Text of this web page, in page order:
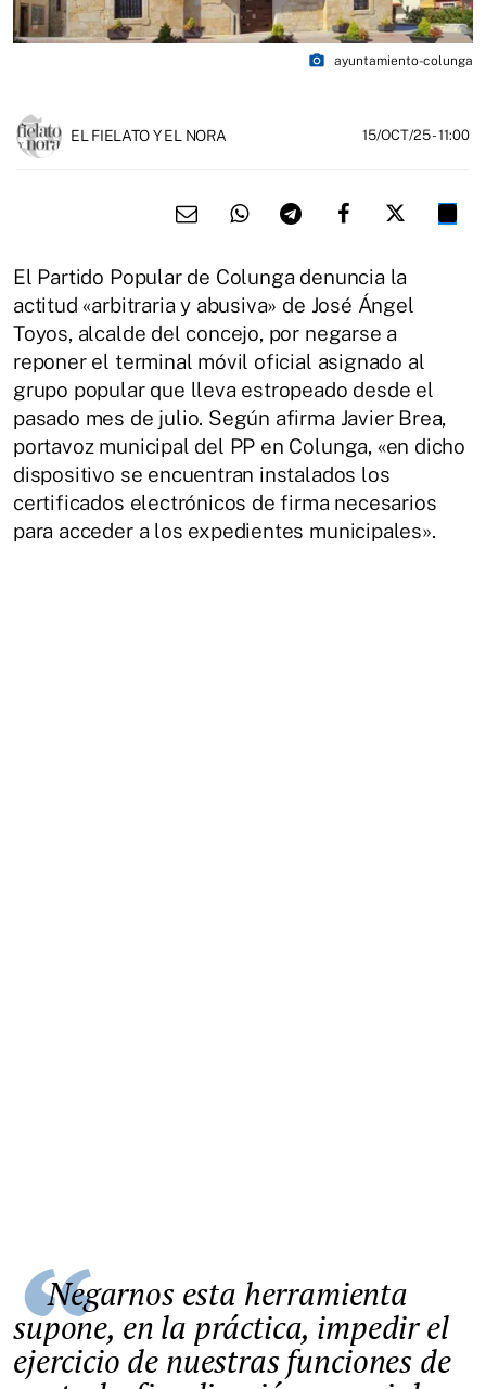
photo_camera ayuntamiento-colunga
EL FIELATO Y EL NORA 15/OCT/25- 11:00
El Partido Popular de Colunga denuncia la
actitud «arbitraria y abusiva» de José Ángel
Toyos, alcalde del concejo, por negarse a
reponer el terminal móvil oficial asignado al
grupo popular que lleva estropeado desde el
pasado mes de julio. Según afirma Javier Brea,
portavoz municipal del PP en Colunga, «en dicho
dispositivo se encuentran instalados los
certificados electrónicos de firma necesarios
para acceder a los expedientes municipales».
Negarnos esta herramienta
supone, en la práctica, impedir el
ejercicio de nuestras funciones de